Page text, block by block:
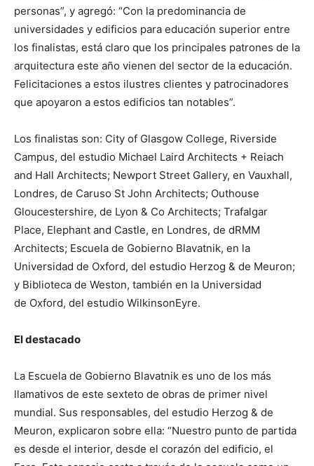
personas”, y agregó: “Con la predominancia de
universidades y edificios para educación superior entre
los finalistas, está claro que los principales patrones de la
arquitectura este año vienen del sector de la educación.
Felicitaciones a estos ilustres clientes y patrocinadores
que apoyaron a estos edificios tan notables”.
Los finalistas son: City of Glasgow College, Riverside
Campus, del estudio Michael Laird Architects + Reiach
and Hall Architects; Newport Street Gallery, en Vauxhall,
Londres, de Caruso St John Architects; Outhouse
Gloucestershire, de Lyon & Co Architects; Trafalgar
Place, Elephant and Castle, en Londres, de dRMM
Architects; Escuela de Gobierno Blavatnik, en la
Universidad de Oxford, del estudio Herzog & de Meuron;
y Biblioteca de Weston, también en la Universidad
de Oxford, del estudio WilkinsonEyre.
El destacado
La Escuela de Gobierno Blavatnik es uno de los más
llamativos de este sexteto de obras de primer nivel
mundial. Sus responsables, del estudio Herzog & de
Meuron, explicaron sobre ella: “Nuestro punto de partida
es desde el interior, desde el corazón del edificio, el